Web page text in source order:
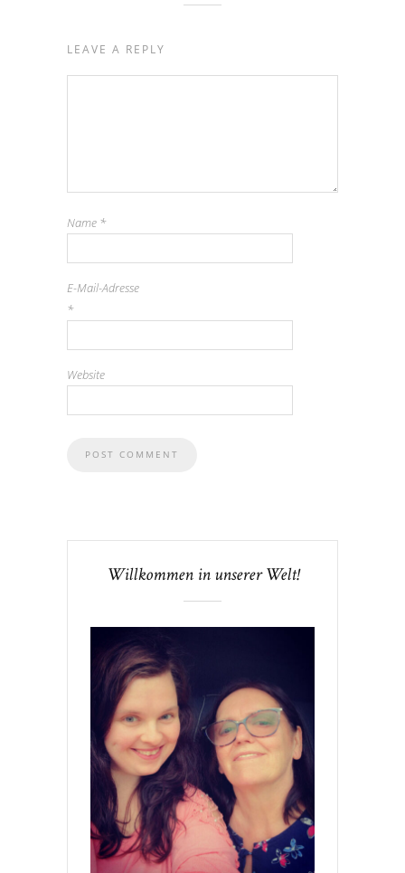
LEAVE A REPLY
Name *
E-Mail-Adresse
*
Website
Willkommen in unserer Welt!